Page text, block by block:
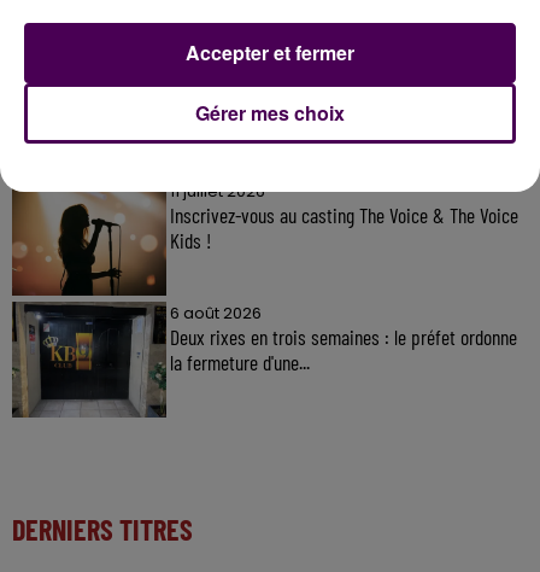
31 juillet 2026
Gagnez vos entrées à Terra Botanica !
11 juillet 2026
Inscrivez-vous au casting The Voice & The Voice
Kids !
6 août 2026
Deux rixes en trois semaines : le préfet ordonne
la fermeture d'une...
DERNIERS TITRES
Gérer mes choix
Accepter et fermer